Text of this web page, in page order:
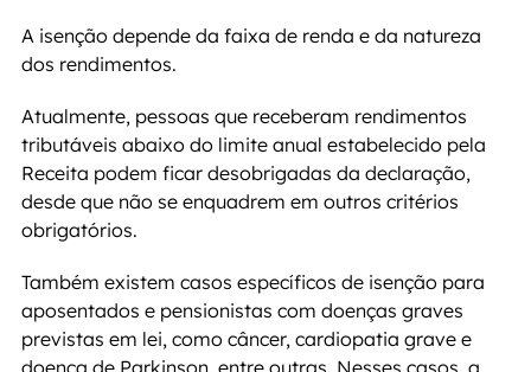
A isenção depende da faixa de renda e da natureza
dos rendimentos.
Atualmente, pessoas que receberam rendimentos
tributáveis abaixo do limite anual estabelecido pela
Receita podem ficar desobrigadas da declaração,
desde que não se enquadrem em outros critérios
obrigatórios.
Também existem casos específicos de isenção para
aposentados e pensionistas com doenças graves
previstas em lei, como câncer, cardiopatia grave e
doença de Parkinson, entre outras. Nesses casos, a